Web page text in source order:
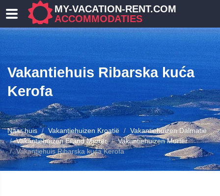
MY-VACATION-RENT.COM
ACCOMMODATIES
Vakantiehuis Ribarska kuća
Kerofa
Naar huis Vakantiehuizen Kroatië
Vakantiehuizen Dalmatië
Vakantiehuizen Eiland Murter
Vakantiehuizen Murter
Vakantiehuis Ribarska kuća Kerofa